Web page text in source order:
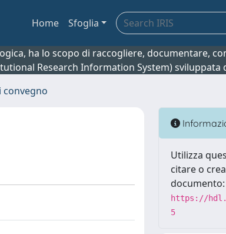
Home Sfoglia
ha lo scopo di raccogliere, documentare,
Research Information System) sviluppata
convegno
Utilizza
citare o
documento:
https://
5